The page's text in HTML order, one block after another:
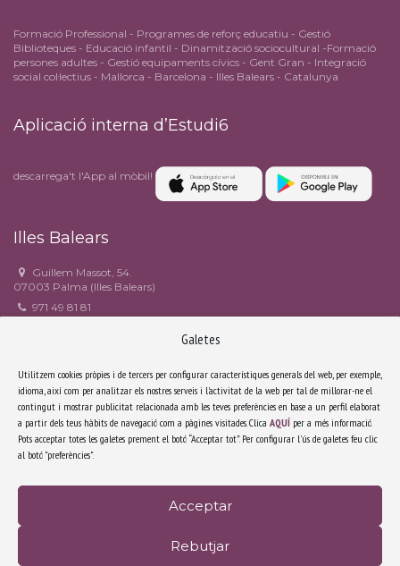
Galetes
Utilitzem cookies pròpies i de tercers per configurar característiques generals del web, per exemple,
idioma, així com per analitzar els nostres serveis i l'activitat de la web per tal de millorar-ne el
contingut i mostrar publicitat relacionada amb les teves preferències en base a un perfil elaborat
a partir dels teus hàbits de navegació com a pàgines visitades. Clica AQUÍ per a més informació.
Pots acceptar totes les galetes prement el botó “Acceptar tot”. Per configurar l'ús de galetes feu clic
al botó "preferències".
Acceptar
Rebutjar
Formació Professional - Programes de reforç educatiu - Gestió
Biblioteques - Educació infantil - Dinamització sociocultural -Formació
persones adultes - Gestió equipaments cívics - Gent Gran - Integració
social col·lectius - Mallorca - Barcelona - Illes Balears - Catalunya
Aplicació interna d’Estudi6
descarrega't l'App al mòbil!
Illes Balears
Guillem Massot, 54.
07003 Palma (Illes Balears)
971 49 81 81
Facebook
Catalunya
Riera Sant Miquel, 3, 3r 4a.
08006 Barcelona (Catalunya)
932 171 638
secretariabcn@estudi6.com